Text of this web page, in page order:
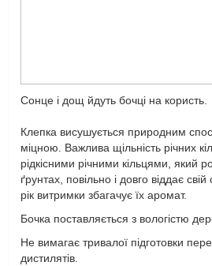
Сонце і дощ йдуть бочці на користь.
Клепка висушується природним
міцною. Важлива щільність річних
рідкісними річними кільцями, який
ґрунтах, повільно і довго віддає
рік витримки збагачує їх аромат.
Бочка поставляється з вологістю
Не вимагає тривалої підготовки
дистилятів.